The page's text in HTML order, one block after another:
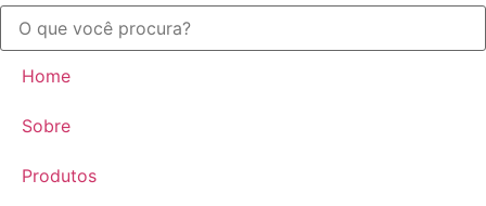
Home
Sobre
Produtos